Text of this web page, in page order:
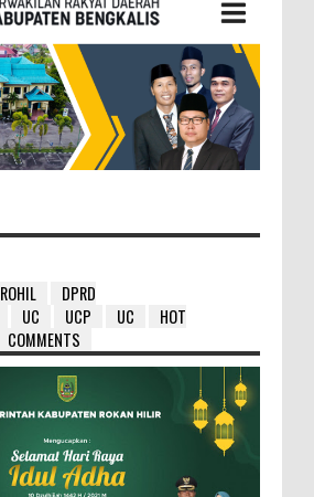
ROHIL
DPRD
UC UCP UC
HOT
COMMENTS